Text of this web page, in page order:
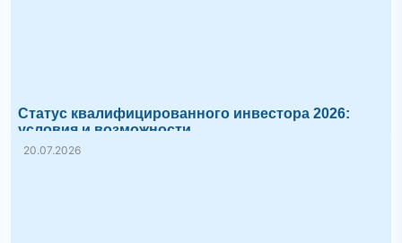
Статус квалифицированного инвестора 2026:
условия и возможности
20.07.2026